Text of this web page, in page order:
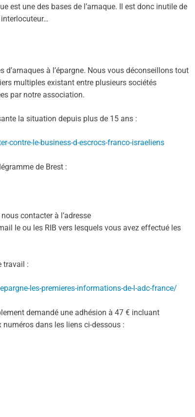
est une des bases de l’arnaque. Il est donc inutile de
à l’épargne. Nous vous déconseillons tout
multiples existant entre plusieurs sociétés
par notre association.
la situation depuis plus de 15 ans :
contre-le-business-d-escrocs-franco-israeliens
de Brest :
contacter à l’adresse
le ou les RIB vers lesquels vous avez effectué les
travail :
les-premieres-informations-de-l-adc-france/
demandé une adhésion à 47 € incluant
numéros dans les liens ci-dessous :